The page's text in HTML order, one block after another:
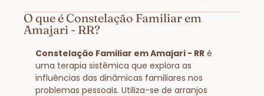
O que é Constelação Familiar em
Amajari - RR?
Constelação Familiar em Amajari - RR é
uma terapia sistêmica que explora as
influências das dinâmicas familiares nos
problemas pessoais. Utiliza-se de arranjos